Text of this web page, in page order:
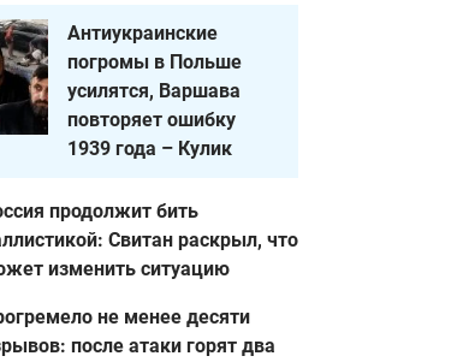
Антиукраинские
погромы в Польше
усилятся, Варшава
повторяет ошибку
1939 года – Кулик
продолжит бить
Свитан раскрыл, что
изменить ситуацию
не менее десяти
после атаки горят два